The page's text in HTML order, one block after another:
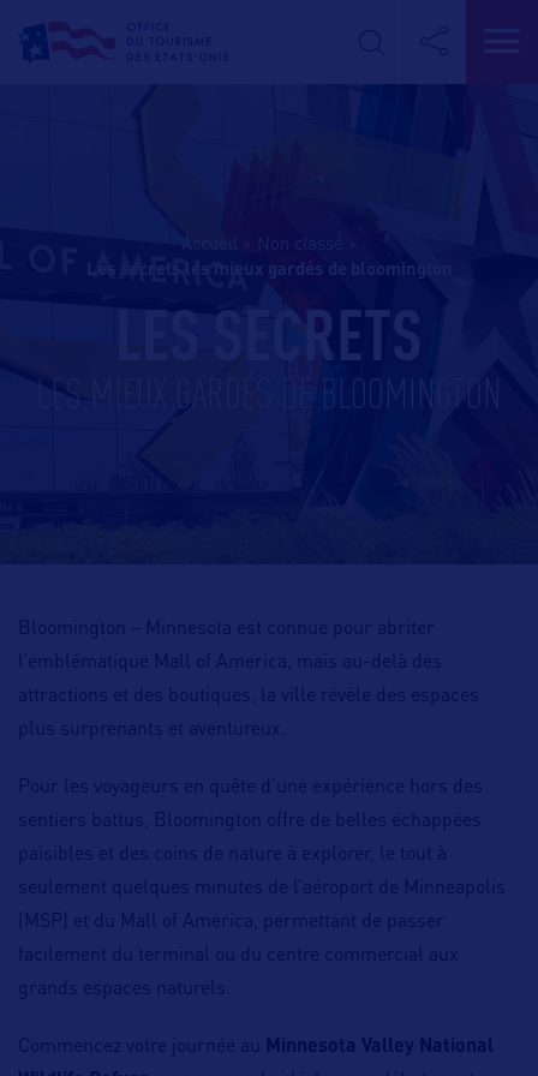
Non classé
les secrets les mieux gardés de bloomington
LES SECRETS
LES MIEUX GARDÉS DE BLOOMINGTON
Bloomington – Minnesota est connue pour abriter
l’emblématique Mall of America, mais au-delà des
attractions et des boutiques, la ville révèle des espaces
plus surprenants et aventureux.
Pour les voyageurs en quête d’une expérience hors des
sentiers battus, Bloomington offre de belles échappées
paisibles et des coins de nature à explorer, le tout à
seulement quelques minutes de l’aéroport de Minneapolis
(MSP) et du Mall of America, permettant de passer
facilement du terminal ou du centre commercial aux
grands espaces naturels.
Commencez votre journée au
Minnesota Valley National